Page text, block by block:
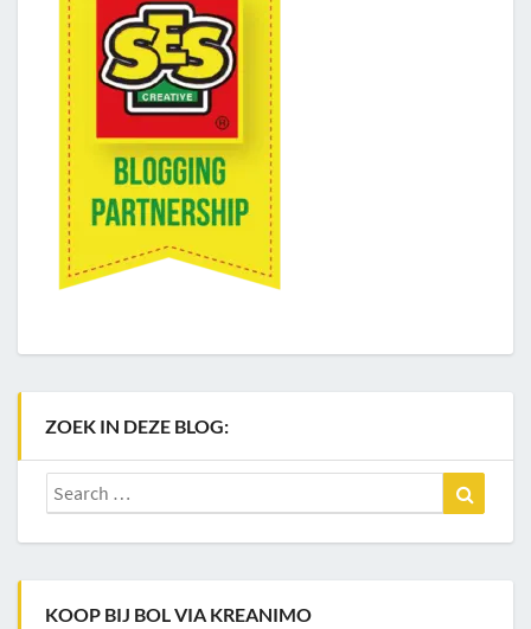
ZOEK IN DEZE BLOG:
Search
for:
KOOP BIJ BOL VIA KREANIMO